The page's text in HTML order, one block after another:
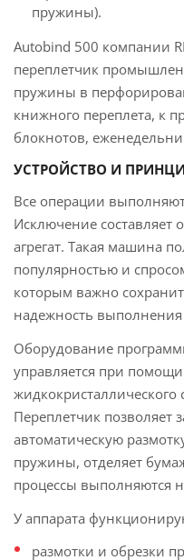
пружины).
Autobind 500 компании
переплетчик
пружины в
книжного переплета, к
блокнотов,
УСТРОЙСТВО И
Все операции
Исключение составляет
агрегат. Такая машина
популярностью и
которым важно
надежность
Оборудование
управляется при
жидкокристаллического
Переплетчик позволяет
автоматическую
пружины, отделяет
процессы выполняются
У аппарата
размотки и обрезки